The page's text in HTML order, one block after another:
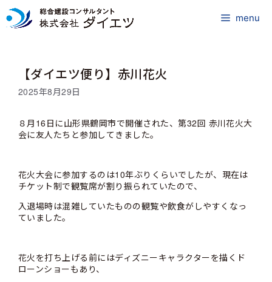
コ
ン
menu
【ダイエツ便り】赤川花火
2025年8月29日
８月16日に山形県鶴岡市で開催された、第32回 赤川花火大
会に友人たちと参加してきました。
花火大会に参加するのは10年ぶりくらいでしたが、現在は
チケット制で観覧席が割り振られていたので、
入退場時は混雑していたものの観覧や飲食がしやすくなっ
ていました。
花火を打ち上げる前にはディズニーキャラクターを描くド
ローンショーもあり、